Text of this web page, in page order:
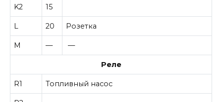
K2 15
L 20 Розетка
M — —
Реле
R1 Топливный насос